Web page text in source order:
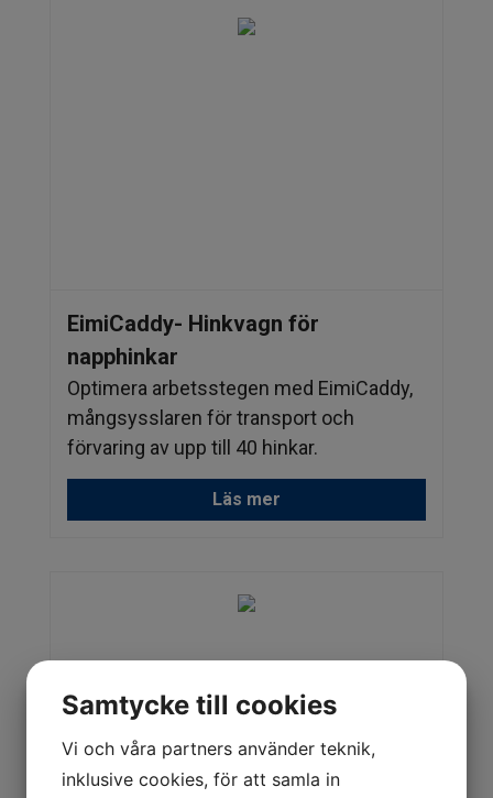
EimiCaddy- Hinkvagn för
napphinkar
Optimera arbetsstegen med EimiCaddy,
mångsysslaren för transport och
förvaring av upp till 40 hinkar.
Läs mer
Samtycke till cookies
Vi och våra partners använder teknik,
inklusive cookies, för att samla in